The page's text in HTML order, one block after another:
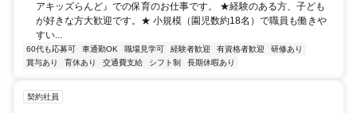
アキッズらんど』での保育のお仕事です。 ★経験のある方、子ども
が好きな方大歓迎です。★ 小規模（園児数約18名）で職員も働きや
すい...
60代も応募可 車通勤OK 職場見学可 経験者歓迎 有資格者歓迎
研修あり
賞与あり
育休あり 交通費支給 シフト制 長期休暇あり
契約社員